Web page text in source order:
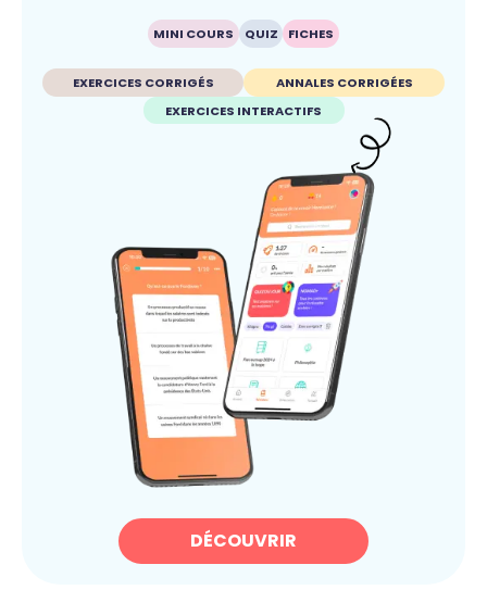
MINI COURS QUIZ FICHES
EXERCICES CORRIGÉS
ANNALES CORRIGÉES
EXERCICES INTERACTIFS
DÉCOUVRIR